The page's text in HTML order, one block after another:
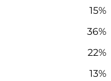
15%
36%
22%
13%